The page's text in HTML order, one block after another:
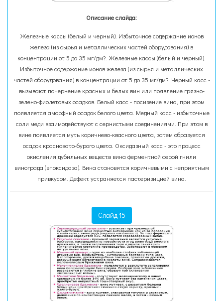
Описание слайда:
Железные кассы (белый и черный). Избыточное содержание ионов
железа (из сырья и металлических частей оборудования) в
концентрации от 5 до 35 мг/дм?. Железные кассы (белый и черный).
Избыточное содержание ионов железа (из сырья и металлических
частей оборудования) в концентрации от 5 до 35 мг/дм?. Черный касс -
вызывают почернение красных и белых вин или появление грязно-
зелено-фиолетовых осадков. Белый касс - посизение вина, при этом
появляется аморфный осадок белого цвета. Медный касс - избыточные
соли меди взаимодействуют с сернистыми соединениями. При этом в
вине появляется муть коричнево-квасного цвета, затем образуется
осадок красновато-бурого цвета. Оксидазный касс - это процесс
окисления дубильных веществ вина ферментной серой гнили
винограда (эпоксидаза). Вина становятся коричневыми с неприятным
привкусом. Дефект устраняется пастеризицией вина.
Слайд 15